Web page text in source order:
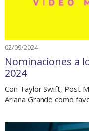
02/09/2024
Nominaciones a
2024
Con Taylor Swift, Post
Ariana Grande como